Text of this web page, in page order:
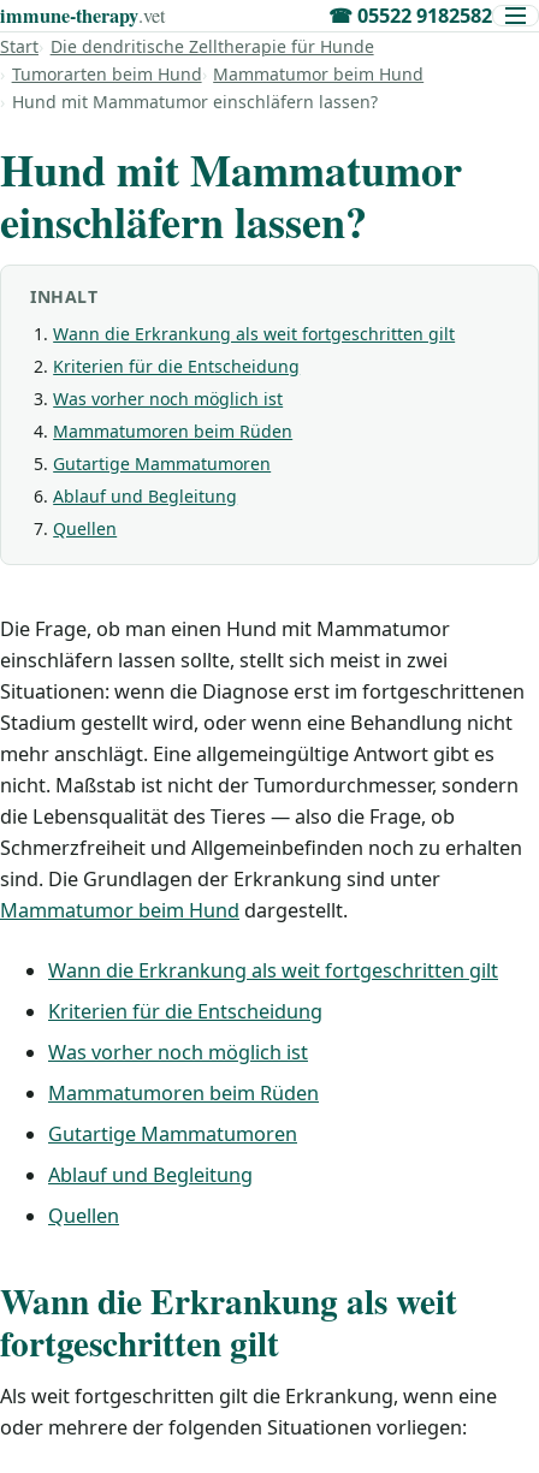
immune‑therapy.vet ☎05522 9182582
Start Die dendritische Zelltherapie für Hunde
Tumorarten beim Hund Mammatumor beim Hund
Hund mit Mammatumor einschläfern lassen?
Hund mit Mammatumor
einschläfern lassen?
INHALT
Wann die Erkrankung als weit fortgeschritten gilt
Kriterien für die Entscheidung
Was vorher noch möglich ist
Mammatumoren beim Rüden
Gutartige Mammatumoren
Ablauf und Begleitung
Quellen
Die Frage, ob man einen Hund mit Mammatumor
einschläfern lassen sollte, stellt sich meist in zwei
Situationen: wenn die Diagnose erst im fortgeschrittenen
Stadium gestellt wird, oder wenn eine Behandlung nicht
mehr anschlägt. Eine allgemeingültige Antwort gibt es
nicht. Maßstab ist nicht der Tumordurchmesser, sondern
die Lebensqualität des Tieres — also die Frage, ob
Schmerzfreiheit und Allgemeinbefinden noch zu erhalten
sind. Die Grundlagen der Erkrankung sind unter
Mammatumor beim Hund dargestellt.
Wann die Erkrankung als weit fortgeschritten gilt
Kriterien für die Entscheidung
Was vorher noch möglich ist
Mammatumoren beim Rüden
Gutartige Mammatumoren
Ablauf und Begleitung
Quellen
Wann die Erkrankung als weit
fortgeschritten gilt
Als weit fortgeschritten gilt die Erkrankung, wenn eine
oder mehrere der folgenden Situationen vorliegen: